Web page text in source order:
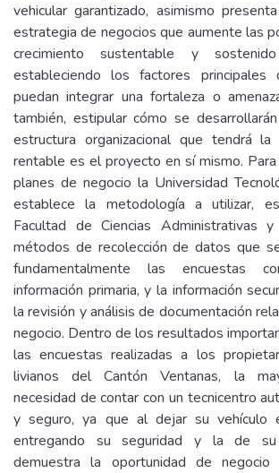
vehicular garantizado, asimismo
estrategia de negocios que aumente las
crecimiento sustentable y
estableciendo los factores
puedan integrar una fortaleza o
también, estipular cómo se
estructura organizacional que tendrá
rentable es el proyecto en sí mismo.
planes de negocio la Universidad
establece la metodología a utilizar,
Facultad de Ciencias Administrativas y
métodos de recolección de datos que
fundamentalmente las encuestas
información primaria, y la información
la revisión y análisis de documentación
negocio. Dentro de los resultados
las encuestas realizadas a los
livianos del Cantón Ventanas, la
necesidad de contar con un tecnicentro
y seguro, ya que al dejar su
entregando su seguridad y la de
demuestra la oportunidad de